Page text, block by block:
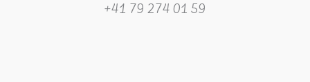
+41 79 274 01 59